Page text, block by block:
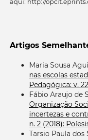
Artigos
Maria Sousa
nas escolas
Pedagógica: v.
Fábio Araujo de
Organização
incertezas e
n. 2 (2018):
Tarsio Paula dos